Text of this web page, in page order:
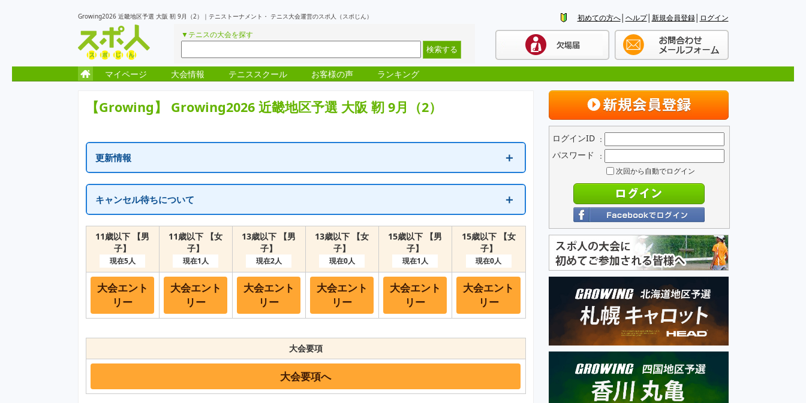
Growing2026 近畿地区予選 大阪 靭 9月（2）｜テニストーナメント・ テニス大会運営のスポ人（スポじん） 初めての方へ│ ヘルプ│ 新規会員登録│ ログイン
▼テニスの大会を探す
マイページ 大会情報 テニススクール お客様の声 ランキング
【Growing】 Growing2026 近畿地区予選 大阪 靭 9月（2）
更新情報 ＋
キャンセル待ちについて ＋
繰り上がりがでた場合に、随時受付が再開となります。
11歳以下 【男
子】
現在5人
11歳以下 【女
子】
現在1人
13歳以下 【男
子】
現在2人
13歳以下 【女
子】
現在0人
15歳以下 【男
子】
現在1人
15歳以下 【女
子】
現在0人
大会エント
リー
大会エント
リー
大会エント
リー
大会エント
リー
大会エント
リー
大会エント
リー
大会要項
大会要項へ
ログインID ：
パスワード
：
次回から自動でログイン